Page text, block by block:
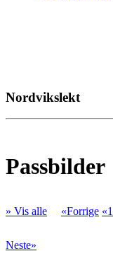
Nordvikslekt
Passbilder
» Vis alle «Forrige «1
Neste»